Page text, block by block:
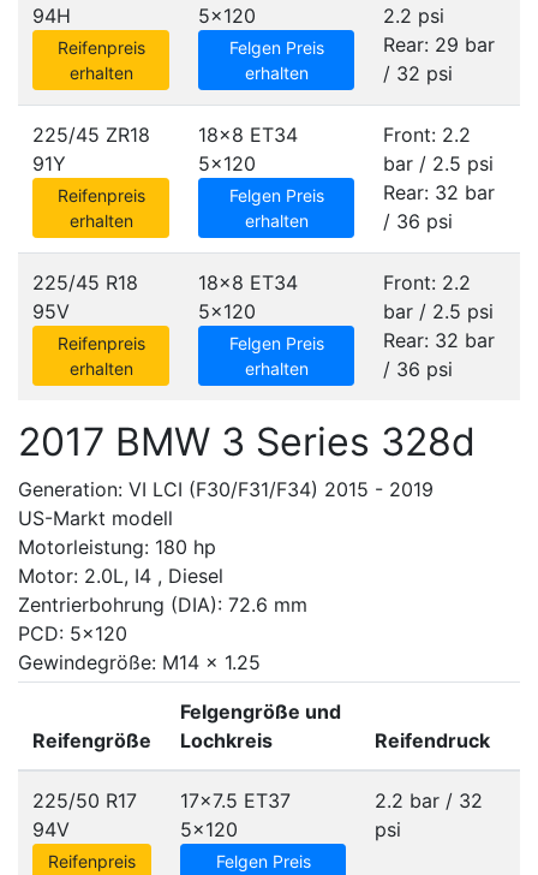
94H
Reifenpreis
erhalten
5x120
Felgen Preis
erhalten
2.2 psi
Rear: 29 bar
/ 32 psi
225/45 ZR18
91Y
Reifenpreis
erhalten
18x8 ET34
5x120
Felgen Preis
erhalten
Front: 2.2
bar / 2.5 psi
Rear: 32 bar
/ 36 psi
225/45 R18
95V
Reifenpreis
erhalten
18x8 ET34
5x120
Felgen Preis
erhalten
Front: 2.2
bar / 2.5 psi
Rear: 32 bar
/ 36 psi
2017 BMW 3 Series 328d
Generation: VI LCI (F30/F31/F34) 2015 - 2019
US-Markt modell
Motorleistung: 180 hp
Motor: 2.0L, I4 , Diesel
Zentrierbohrung (DIA): 72.6 mm
PCD: 5x120
Gewindegröße: M14 x 1.25
Reifengröße
Felgengröße und
Lochkreis
Reifendruck
225/50 R17
94V
Reifenpreis
17x7.5 ET37
5x120
Felgen Preis
2.2 bar / 32
psi